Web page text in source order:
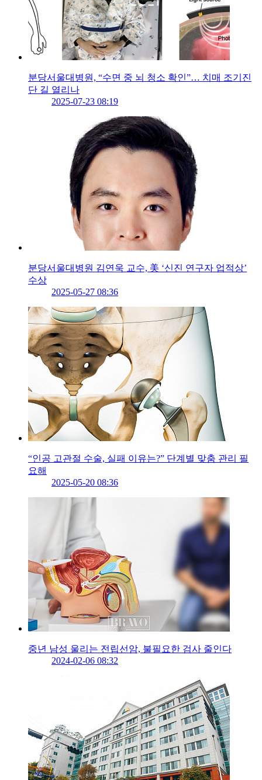
분당서울대병원, “수면 중 뇌 청소 확인”… 치매 조기진
단 길 열리나
2025-07-23 08:19
분당서울대병원 김연욱 교수, 美 ‘신진 연구자 업적상’
수상
2025-05-27 08:36
“인공 고관절 수술, 실패 이유는?” 단계별 맞춤 관리 필
요해
2025-05-20 08:36
중년 남성 울리는 전립선암, 불필요한 검사 줄인다
2024-02-06 08:32